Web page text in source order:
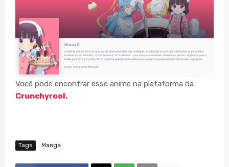
Você pode encontrar esse anime na plataforma da
Crunchyrool.
Tags Manga